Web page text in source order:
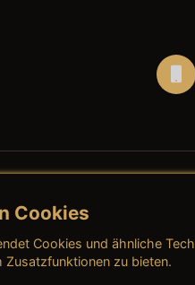
→ AGB
Cookies
Cookies und ähnliche
Zusatzfunktionen zu bieten.